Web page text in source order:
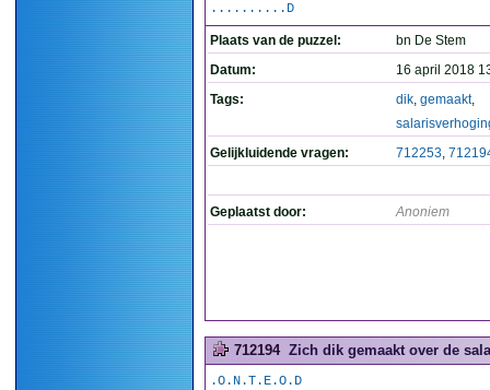
..........D
Plaats van de puzzel:
bn De Stem
Datum:
16 april 2018
Tags:
dik, gemaakt,
Gelijkluidende vragen:
712253,
Geplaatst door: Anoniem
712194 Zich dik gemaakt over de
.O.N.T.E.O.D